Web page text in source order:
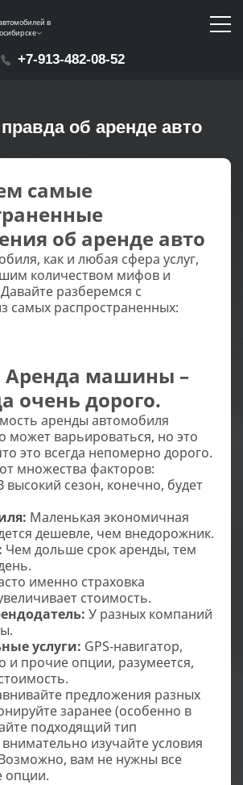
в
+7-913-482-08-52
об аренде авто
самые
об аренде авто
как и любая сфера услуг,
количеством мифов и
разберемся с
самых распространенных:
машины –
очень дорого.
аренды автомобиля
может варьироваться, но это
это всегда непомерно дорого.
множества факторов:
высокий сезон, конечно, будет
Маленькая экономичная
дешевле, чем внедорожник.
Чем дольше срок аренды, тем
именно страховка
стоимость.
У разных компаний
услуги: GPS-навигатор,
и прочие опции, разумеется,
предложения разных
заранее (особенно в
подходящий тип
изучайте условия
вам не нужны все
опции.